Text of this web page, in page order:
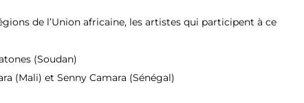
de l’Union africaine, les artistes qui participent à ce
(Soudan)
(Mali) et Senny Camara (Sénégal)